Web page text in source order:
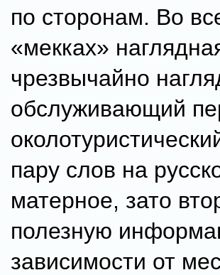
по сторонам. Во
«мекках»
чрезвычайно
обслуживающий
пару слов на
матерное, зато
полезную
зависимости от